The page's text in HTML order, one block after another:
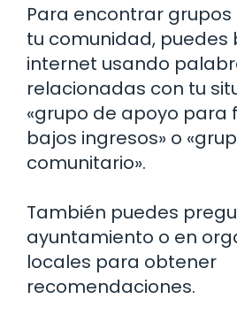
Para encontrar
tu comunidad, puedes
internet usando
relacionadas con tu
«grupo de apoyo para
bajos ingresos» o
comunitario».
También puedes
ayuntamiento o en
locales para obtener
recomendaciones.